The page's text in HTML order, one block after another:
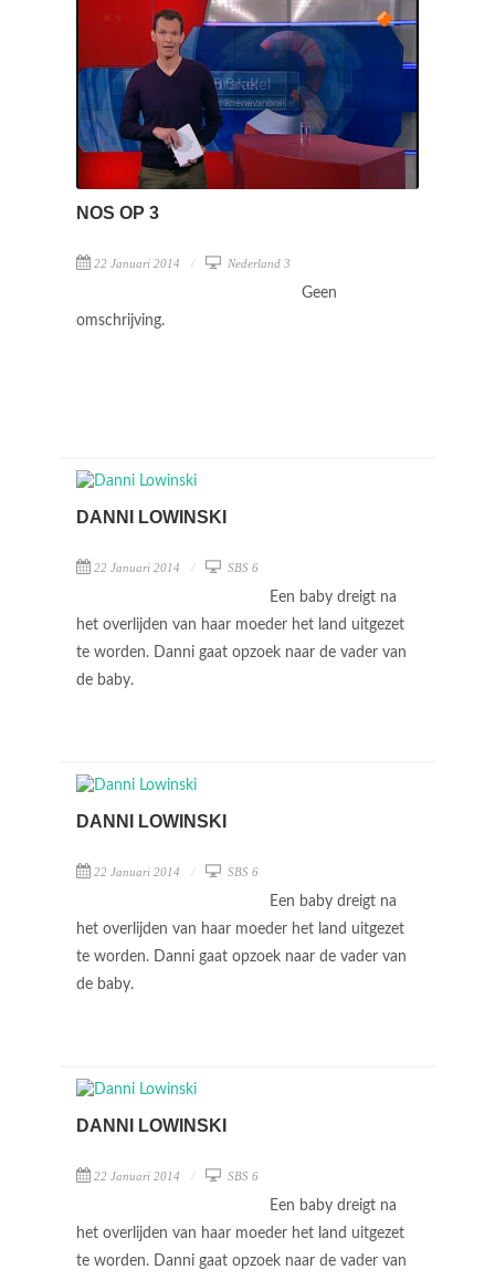
NOS OP 3
22 Januari 2014 Nederland 3
Geen
omschrijving.
DANNI LOWINSKI
22 Januari 2014 SBS 6
Een baby dreigt na
het overlijden van haar moeder het land uitgezet
te worden. Danni gaat opzoek naar de vader van
de baby.
DANNI LOWINSKI
22 Januari 2014 SBS 6
Een baby dreigt na
het overlijden van haar moeder het land uitgezet
te worden. Danni gaat opzoek naar de vader van
de baby.
DANNI LOWINSKI
22 Januari 2014 SBS 6
Een baby dreigt na
het overlijden van haar moeder het land uitgezet
te worden. Danni gaat opzoek naar de vader van